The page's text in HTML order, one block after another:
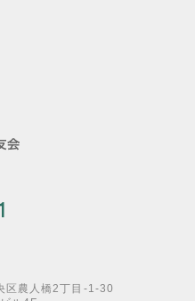
区農人橋2丁目-1-30